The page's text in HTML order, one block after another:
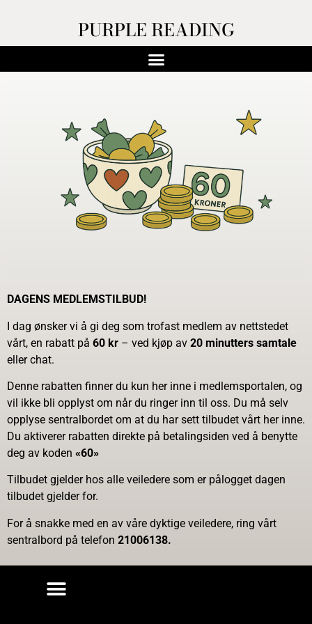
PURPLE READING
DAGENS MEDLEMSTILBUD!
I dag ønsker vi å gi deg som trofast medlem av nettstedet
vårt, en rabatt på 60 kr – ved kjøp av 20 minutters samtale
eller chat.
Denne rabatten finner du kun her inne i medlemsportalen, og
vil ikke bli opplyst om når du ringer inn til oss. Du må selv
opplyse sentralbordet om at du har sett tilbudet vårt her inne.
Du aktiverer rabatten direkte på betalingsiden ved å benytte
deg av koden «60»
Tilbudet gjelder hos alle veiledere som er pålogget dagen
tilbudet gjelder for.
For å snakke med en av våre dyktige veiledere, ring vårt
sentralbord på telefon 21006138.